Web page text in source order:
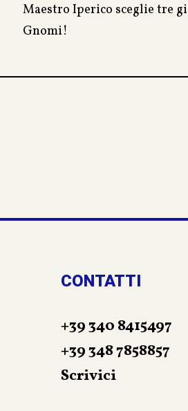
Maestro Iperico sceglie tre
Gnomi!
incredibili peripezie, che la
CONTATTI
+39 340 8415497
+39 348 7858857
Scrivici